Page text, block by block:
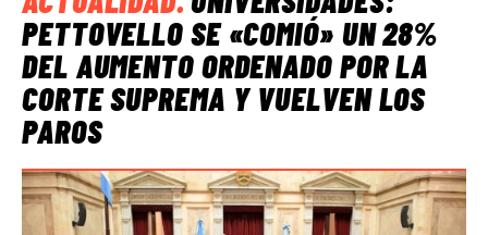
PETTOVELLO SE «COMIÓ» UN 28%
DEL AUMENTO ORDENADO POR LA
CORTE SUPREMA Y VUELVEN LOS
PAROS